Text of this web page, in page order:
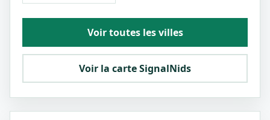
Voir toutes les villes
Voir la carte SignalNids